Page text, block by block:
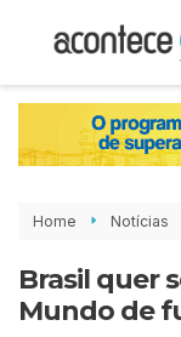
Home Notícias
Brasil quer
Mundo de